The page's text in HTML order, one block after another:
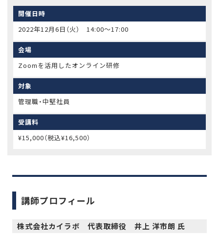
開催日時
2022年12月6日（火） 14:00〜17:00
会場
Zoomを活用したオンライン研修
対象
管理職・中堅社員
受講料
¥15,000（税込¥16,500）
講師プロフィール
株式会社カイラボ 代表取締役 井上 洋市朗 氏